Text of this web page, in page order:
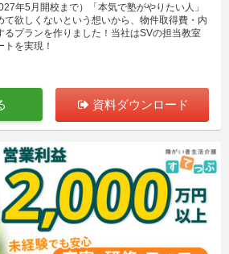
年5月開校まで）「本気で塾がやりたい人」
て欲しくないという想いから、物件取得費・内
るプランを作りました！当社はSVの担当教室
を実現！
資料ダウンロード